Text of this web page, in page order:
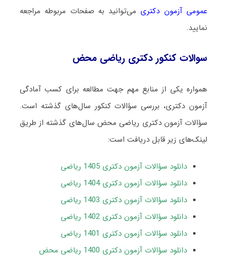
عمومی آزمون دکتری می‌توانید به صفحات مربوطه مراجعه
نمایید.
سوالات کنکور دکتری ریاضی محض
همواره یکی از منابع مهم جهت مطالعه برای کسب آمادگی
آزمون دکتری، بررسی سؤالات کنکور سال‌های گذشته است.
سؤالات آزمون دکتری ریاضی محض سال‌های گذشته از طریق
لینک‌های زیر قابل دریافت است:
دانلود سؤالات آزمون دکتری 1405 ریاضی
دانلود سؤالات آزمون دکتری 1404 ریاضی
دانلود سؤالات آزمون دکتری 1403 ریاضی
دانلود سؤالات آزمون دکتری 1402
ریاضی
دانلود سؤالات آزمون دکتری 1401 ریاضی
دانلود سؤالات آزمون دکتری 1400 ریاضی محض